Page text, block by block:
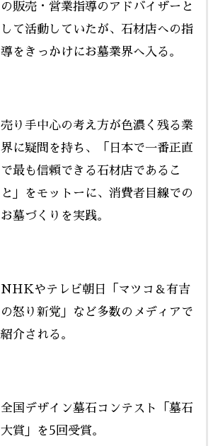
の販売・営業指導のアドバイザーと
して活動していたが、石材店への指
導をきっかけにお墓業界へ入る。
売り手中心の考え方が色濃く残る業
界に疑問を持ち、「日本で一番正直
で最も信頼できる石材店であるこ
と」をモットーに、消費者目線での
お墓づくりを実践。
NHKやテレビ朝日「マツコ＆有吉
の怒り新党」など多数のメディアで
紹介される。
全国デザイン墓石コンテスト「墓石
大賞」を5回受賞。